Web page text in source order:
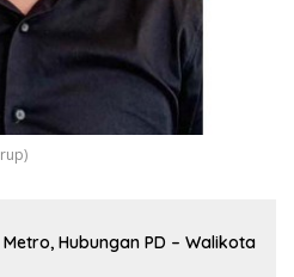
Hubungan PD – Walikota